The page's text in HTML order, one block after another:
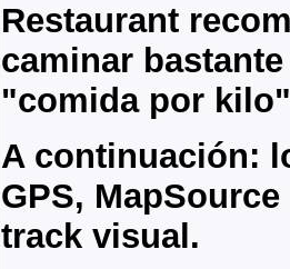
Restaurant
caminar
"comida por
A continuación:
GPS,
track visual.